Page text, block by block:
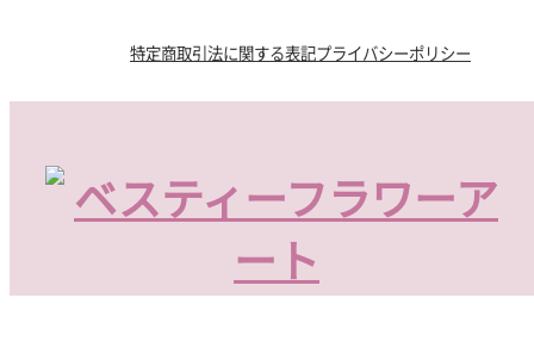
特定商取引法に関する表記プライバシーポリシー